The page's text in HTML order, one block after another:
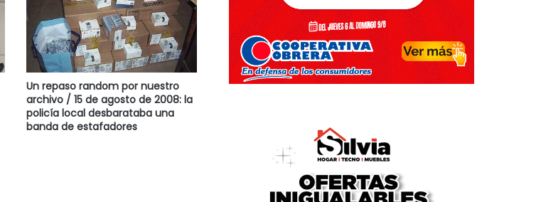
Un repaso random por nuestro
archivo / 15 de agosto de 2008: la
policía local desbarataba una
banda de estafadores